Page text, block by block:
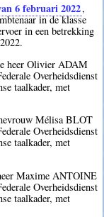
6 februari 2022,
in de klasse
in een betrekking
heer Olivier ADAM
Overheidsdienst
taalkader, met
Mélisa BLOT
Overheidsdienst
taalkader, met
Maxime ANTOINE
Overheidsdienst
taalkader, met